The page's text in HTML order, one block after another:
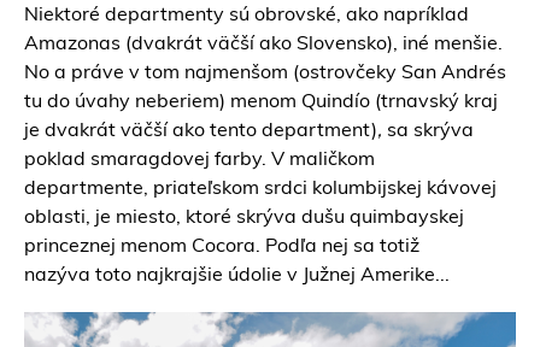
Niektoré departmenty sú obrovské, ako napríklad
Amazonas (dvakrát väčší ako Slovensko), iné menšie.
No a práve v tom najmenšom (ostrovčeky San Andrés
tu do úvahy neberiem) menom Quindío (trnavský kraj
je dvakrát väčší ako tento department), sa skrýva
poklad smaragdovej farby. V maličkom
departmente, priateľskom srdci kolumbijskej kávovej
oblasti, je miesto, ktoré skrýva dušu quimbayskej
princeznej menom Cocora. Podľa nej sa totiž
nazýva toto najkrajšie údolie v Južnej Amerike...